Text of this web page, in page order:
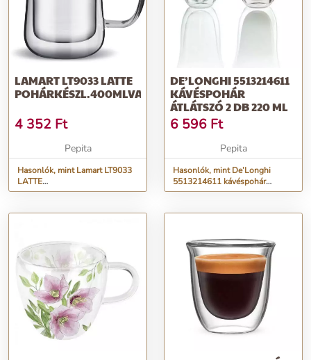
LAMART LT9033 LATTE
POHÁRKÉSZL.400MLVASO
4 352 Ft
Pepita
Hasonlók, mint Lamart LT9033
LATTE
POHÁRKÉSZL.400MLVASO
DE’LONGHI 5513214611
KÁVÉSPOHÁR
ÁTLÁTSZÓ 2 DB 220 ML
6 596 Ft
Pepita
Hasonlók, mint De’Longhi
5513214611 kávéspohár
Átlátszó 2 dB 220 ml